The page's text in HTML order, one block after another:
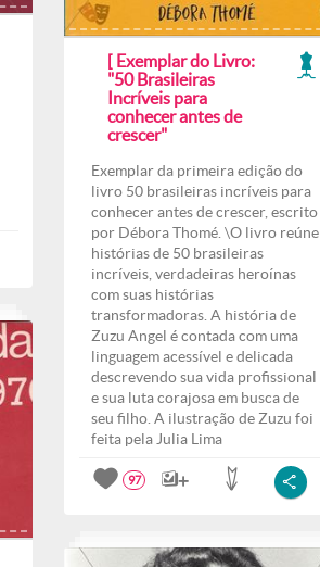
[ Exemplar do Livro:
"50 Brasileiras
Incríveis para
conhecer antes de
crescer"
Exemplar da primeira edição do
livro 50 brasileiras incríveis para
conhecer antes de crescer, escrito
por Débora Thomé. \O livro reúne
histórias de 50 brasileiras
incríveis, verdadeiras heroínas
com suas histórias
transformadoras. A história de
Zuzu Angel é contada com uma
linguagem acessível e delicada
descrevendo sua vida profissional
e sua luta corajosa em busca de
seu filho. A ilustração de Zuzu foi
feita pela Julia Lima
97